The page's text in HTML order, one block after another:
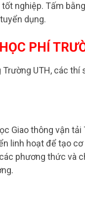
nghiệp. Tấm
dụng.
PHÍ
UTH, các
thông vận tải
linh hoạt để tạo
phương thức và